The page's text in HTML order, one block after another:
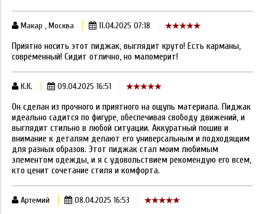
Макар , Москва 11.04.2025 07:18
Приятно носить этот пиджак, выглядит круто! Есть карманы,
современный! Сидит отлично, но маломерит!
К.К. 09.04.2025 16:51
Он сделан из прочного и приятного на ощупь материала. Пиджак
идеально садится по фигуре, обеспечивая свободу движений, и
выглядит стильно в любой ситуации. Аккуратный пошив и
внимание к деталям делают его универсальным и подходящим
для разных образов. Этот пиджак стал моим любимым
элементом одежды, и я с удовольствием рекомендую его всем,
кто ценит сочетание стиля и комфорта.
Артемий 08.04.2025 16:53